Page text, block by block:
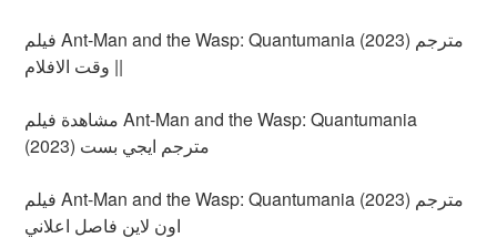
فيلم Ant-Man and the Wasp: Quantumania (2023) مترجم
| وقت الافلام|
مشاهدة فيلم Ant-Man and the Wasp: Quantumania
(2023) مترجم ايجي بست
فيلم Ant-Man and the Wasp: Quantumania (2023) مترجم
اون لاين فاصل اعلاني